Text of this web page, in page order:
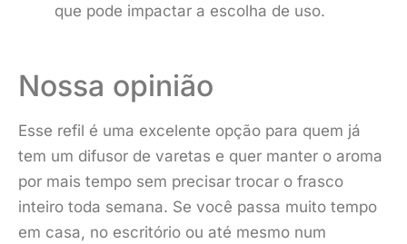
que pode impactar a escolha de uso.
Nossa opinião
Esse refil é uma excelente opção para quem já
tem um difusor de varetas e quer manter o aroma
por mais tempo sem precisar trocar o frasco
inteiro toda semana. Se você passa muito tempo
em casa, no escritório ou até mesmo num